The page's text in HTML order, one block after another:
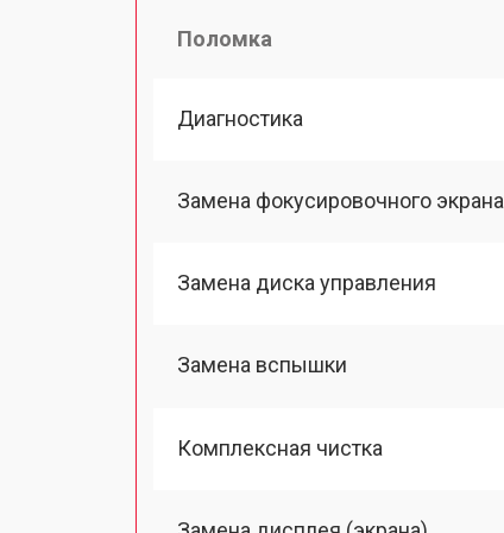
Поломка
Диагностика
Замена фокусировочного экрана
Замена диска управления
Замена вспышки
Комплексная чистка